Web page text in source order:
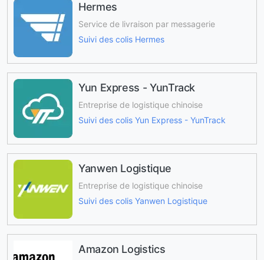
Hermes
Service de livraison par messagerie
Suivi des colis Hermes
Yun Express - YunTrack
Entreprise de logistique chinoise
Suivi des colis Yun Express - YunTrack
Yanwen Logistique
Entreprise de logistique chinoise
Suivi des colis Yanwen Logistique
Amazon Logistics